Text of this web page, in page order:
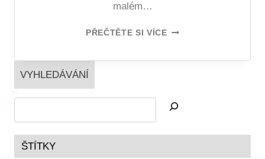
malém…
PŘEČTĚTE SI VÍCE
VYHLEDÁVÁNÍ
ŠTÍTKY